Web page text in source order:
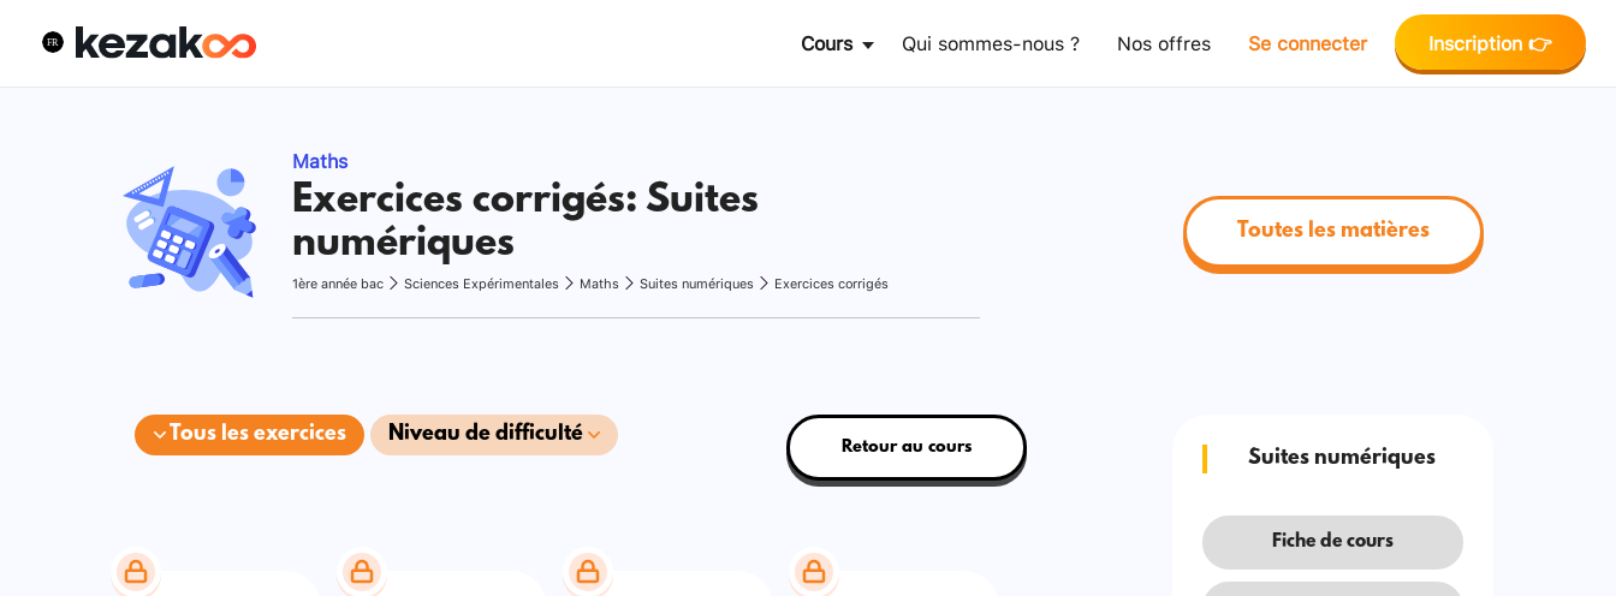
Cours Qui sommes-nous ? Nos offres Se connecter Inscription 👉
Maths
Exercices corrigés: Suites
numériques
1ère année bac Sciences Expérimentales Maths Suites numériques Exercices corrigés
Toutes les matières
Tous les exercices Niveau de difficulté
Retour au cours Suites numériques
Fiche de cours